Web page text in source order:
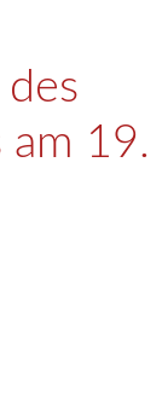
am 19.